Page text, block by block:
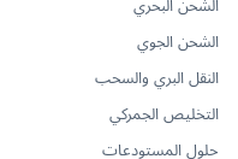
الشحن البحري
الشحن الجوي
النقل البري والسحب
التخليص الجمركي
حلول المستودعات